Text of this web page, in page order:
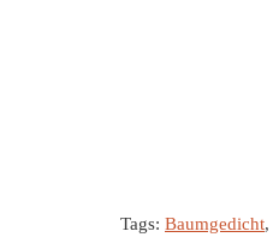
Tags: Baumgedicht,